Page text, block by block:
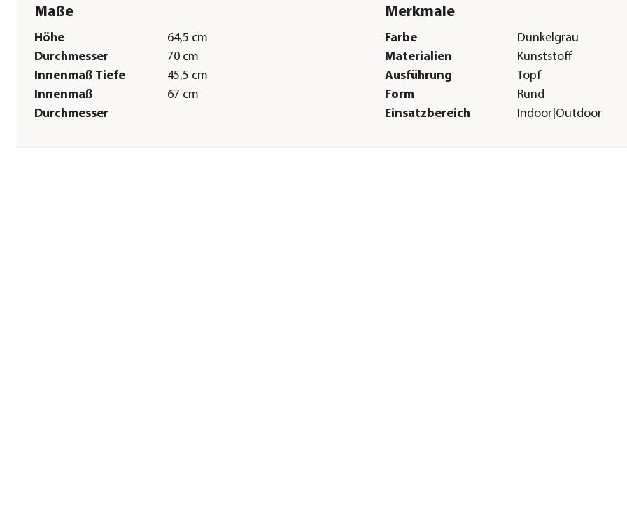
Maße
Höhe
64,5 cm
Durchmesser
70 cm
Innenmaß Tiefe
45,5 cm
Innenmaß
Durchmesser
67 cm
Merkmale
Farbe
Dunkelgrau
Materialien
Kunststoff
Ausführung
Topf
Form
Rund
Einsatzbereich
Indoor|Outdoor